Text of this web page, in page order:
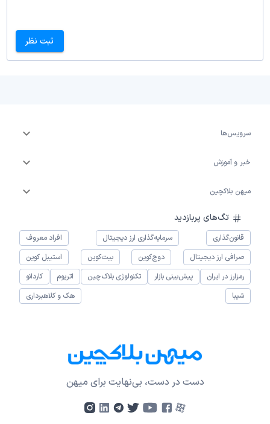
ثبت نظر
سرویس‌ها
خبر و آموزش
میهن بلاکچین
تگ‌های پربازدید
قانون‌گذاری سرمایه‌گذاری ارز دیجیتال
افراد معروف
صرافی ارز دیجیتال
دوج‌کوین بیت‌کوین
استیبل کوین
رمزارز در ایران
پیش‌بینی بازار تکنولوژی بلاک‌چین اتریوم
کاردانو
شیبا
هک و کلاهبرداری
دست در دست، بی‌نهایت برای میهن